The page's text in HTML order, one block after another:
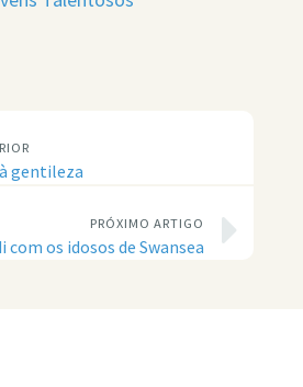
gentileza
PRÓXIMO ARTIGO
com os idosos de Swansea